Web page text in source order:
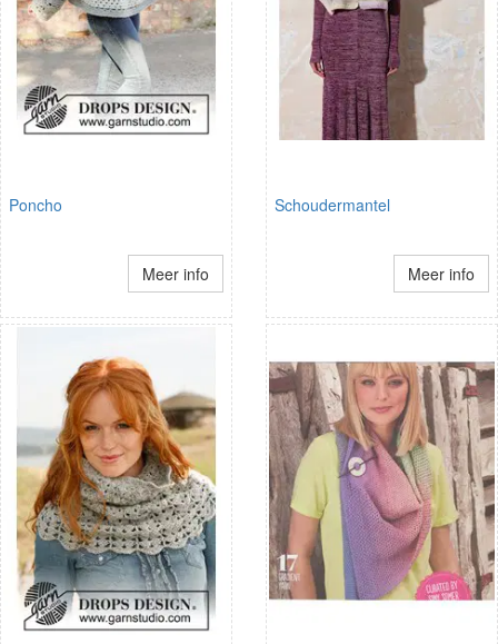
Poncho
Meer info
Schoudermantel
Meer info